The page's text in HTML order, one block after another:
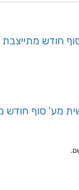
חודש
מע' סוף חודש